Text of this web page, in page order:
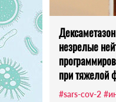
незрелые
при тяжелой
#sars-cov-2